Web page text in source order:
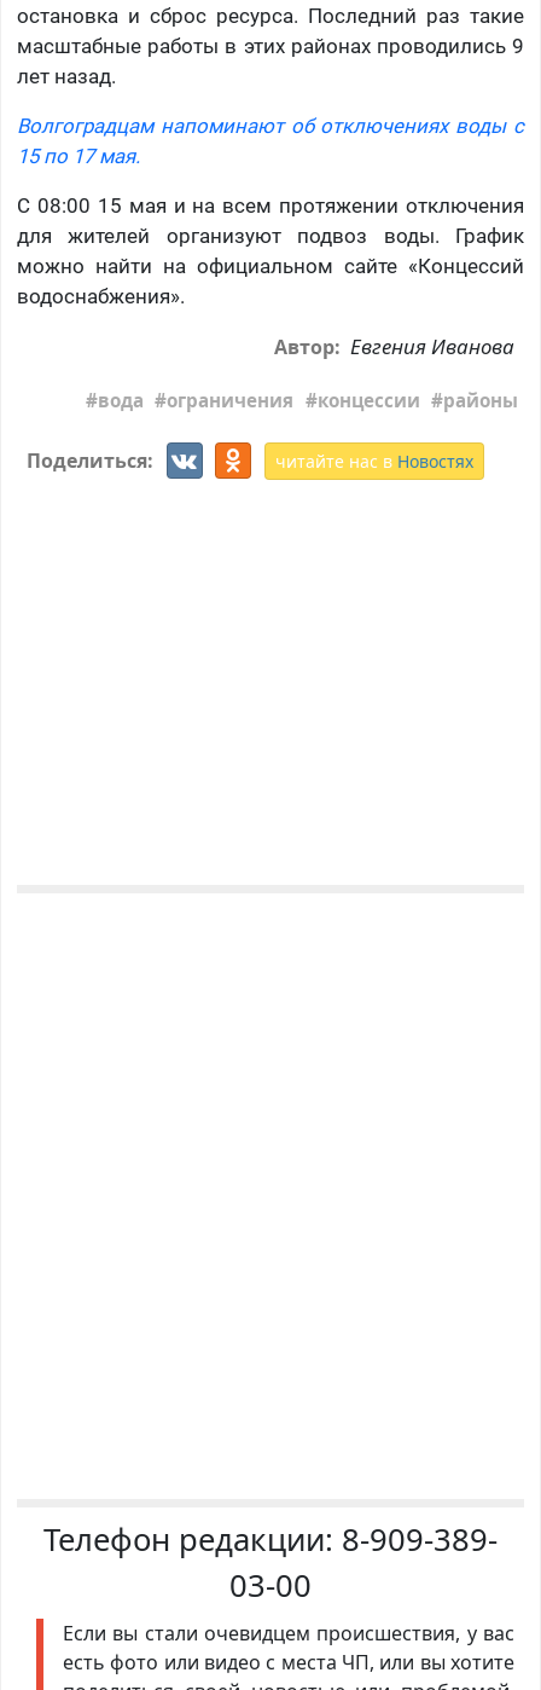
остановка и сброс ресурса. Последний раз такие
масштабные работы в этих районах проводились 9
лет назад.
Волгоградцам напоминают об отключениях воды с
15 по 17 мая.
С 08:00 15 мая и на всем протяжении отключения
для жителей организуют подвоз воды. График
можно найти на официальном сайте «Концессий
водоснабжения».
Автор: Евгения Иванова
вода ограничения концессии районы
Поделиться: читайте нас в Новостях
Телефон редакции: 8-909-389-
03-00
Если вы стали очевидцем происшествия, у вас
есть фото или видео с места ЧП, или вы хотите